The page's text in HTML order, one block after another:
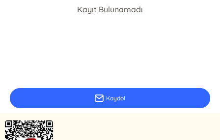
Kayıt Bulunamadı
Kaydol